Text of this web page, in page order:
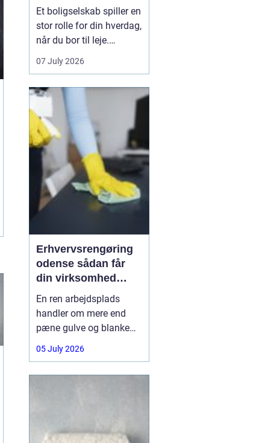
Et boligselskab spiller en
stor rolle for din hverdag,
når du bor til leje.
Huslejen,
vedligeholdelsen,
med udlejer påvirker
både tryghed og trivsel.
Derfor giver det mening
at se nærmere på, hvad
et...
07 July 2026
Erhvervsrengøring
odense sådan får
din virksomhed
mest værdi for
pengene
En ren arbejdsplads
handler om mere end
pæne gulve og blanke
overflader. Det påvirker
både arbejdsmiljø, trivsel
virksomheder på Fyn
05 July 2026